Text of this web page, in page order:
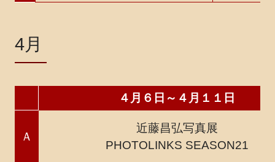
4月
４月６日～４月１１日
Ａ
近藤昌弘写真展
PHOTOLINKS SEASON21